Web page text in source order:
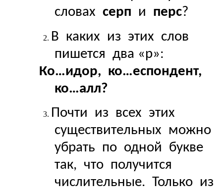
словах серп и перс?
В каких из этих слов
пишется два «р»:
Ко…идор, ко…еспондент,
ко…алл?
Почти из всех этих
существительных можно
убрать по одной букве
так, что получится
числительные. Только из